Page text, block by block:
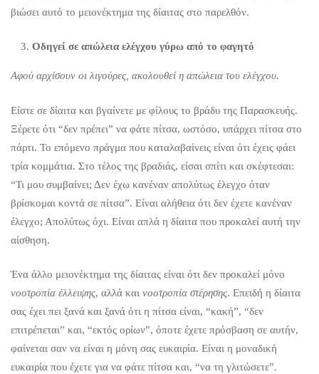
βιώσει αυτό το μειονέκτημα της δίαιτας στο παρελθόν.
Οδηγεί σε απώλεια ελέγχου γύρω από το φαγητό
Αφού αρχίσουν οι λιγούρες, ακολουθεί η απώλεια του ελέγχου.
Είστε σε δίαιτα και βγαίνετε με φίλους το βράδυ της Παρασκευής.
Ξέρετε ότι “δεν πρέπει” να φάτε πίτσα, ωστόσο, υπάρχει πίτσα στο
πάρτι. Το επόμενο πράγμα που καταλαβαίνεις είναι ότι έχεις φάει
τρία κομμάτια. Στο τέλος της βραδιάς, είσαι σπίτι και σκέφτεσαι:
“Τι μου συμβαίνει; Δεν έχω κανέναν απολύτως έλεγχο όταν
βρίσκομαι κοντά σε πίτσα”. Είναι αλήθεια ότι δεν έχετε κανέναν
έλεγχο; Απολύτως όχι. Είναι απλά η δίαιτα που προκαλεί αυτή την
αίσθηση.
Ένα άλλο μειονέκτημα της δίαιτας είναι ότι δεν προκαλεί μόνο
νοοτροπία έλλειψης, αλλά και νοοτροπία στέρησης. Επειδή η δίαιτα
σας έχει πει ξανά και ξανά ότι η πίτσα είναι, “κακή”, “δεν
επιτρέπεται” και, “εκτός ορίων”, όποτε έχετε πρόσβαση σε αυτήν,
φαίνεται σαν να είναι η μόνη σας ευκαιρία. Είναι η μοναδική
ευκαιρία που έχετε για να φάτε πίτσα και, “να τη γλιτώσετε”.